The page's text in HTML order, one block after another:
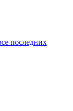
последних